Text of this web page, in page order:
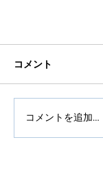
コメント
コメントを追加…